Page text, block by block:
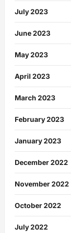
July 2023
June 2023
May 2023
April 2023
March 2023
February 2023
January 2023
December 2022
November 2022
October 2022
July 2022